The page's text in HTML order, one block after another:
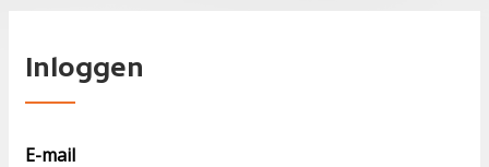
Inloggen
E-mail